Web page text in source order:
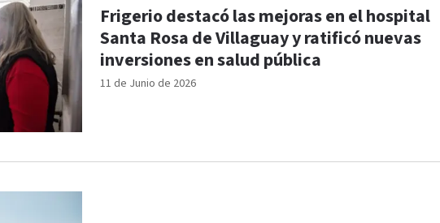
11 de Junio de 2026
Frigerio destacó las mejoras en el hospital
Santa Rosa de Villaguay y ratificó nuevas
inversiones en salud pública